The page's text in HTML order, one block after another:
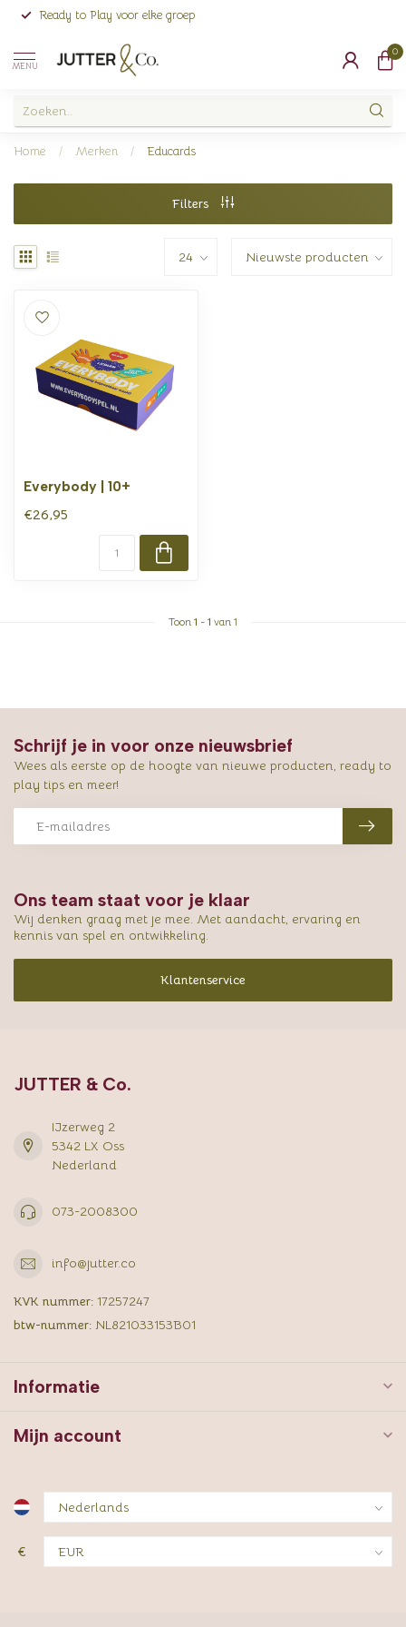
Ready to Play voor elke groep
MENU
0
Home / Merken / Educards
Filters
Everybody | 10+
€26,95
Toon 1 - 1 van 1
Ons team staat voor je klaar
Wij denken graag met je mee. Met aandacht, ervaring en
kennis van spel en ontwikkeling.
Klantenservice
Schrijf je in voor onze nieuwsbrief
Wees als eerste op de hoogte van nieuwe producten, ready to
play tips en meer!
JUTTER & Co.
IJzerweg 2
5342 LX Oss
Nederland
073-2008300
info@jutter.co
KVK nummer: 17257247
btw-nummer: NL821033153B01
Informatie
Mijn account
€